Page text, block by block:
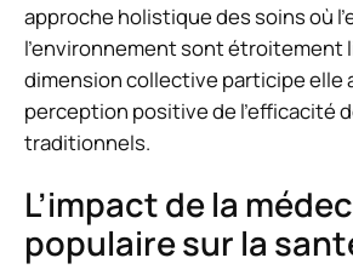
approche holistique des soins où
l’environnement sont étroitement
dimension collective participe elle
perception positive de l’efficacité
traditionnels.
L’impact de la
populaire sur la